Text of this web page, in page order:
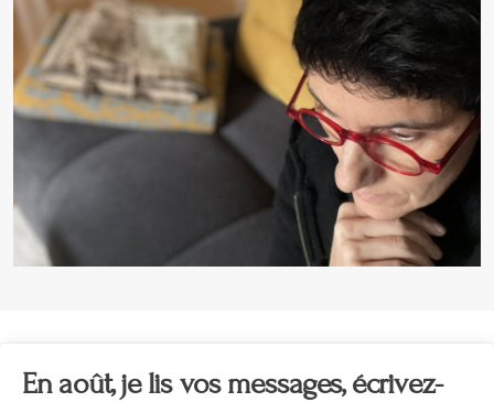
En août, je lis vos messages, écrivez-